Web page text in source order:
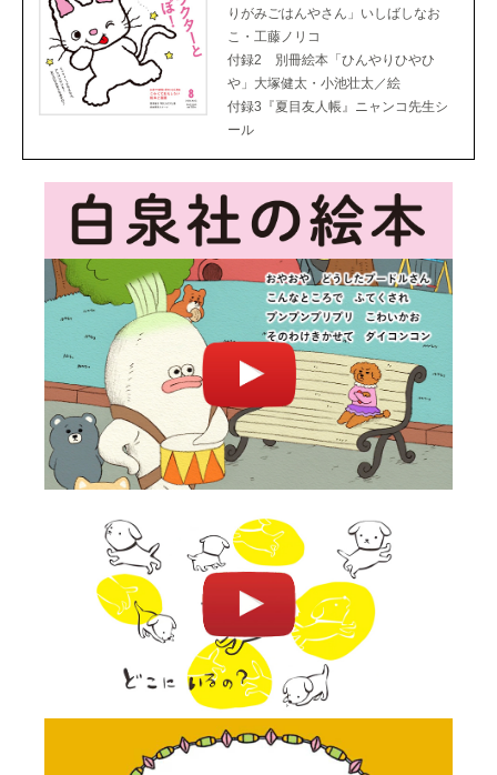
りがみごはんやさん」いしばしなお
こ・工藤ノリコ
付録2 別冊絵本「ひんやりひやひ
や」大塚健太・小池壮太／絵
付録3『夏目友人帳』ニャンコ先生シ
ール